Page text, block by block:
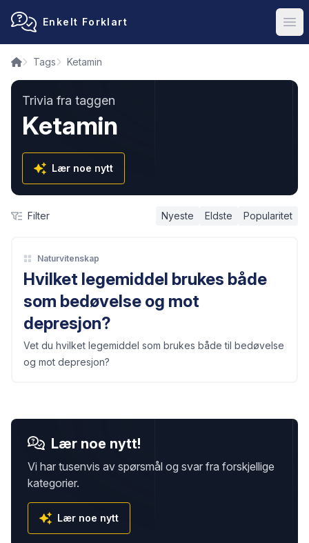
Enkelt Forklart
Tags Ketamin
Trivia fra taggen
Ketamin
Lær noe nytt
Filter Nyeste Eldste Popularitet
Naturvitenskap
Hvilket legemiddel brukes både
som bedøvelse og mot
depresjon?
Vet du hvilket legemiddel som brukes både til bedøvelse
og mot depresjon?
Lær noe nytt!
Vi har tusenvis av spørsmål og svar fra forskjellige
kategorier.
Lær noe nytt